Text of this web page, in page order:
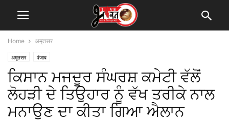
Home अमृतसर
अमृतसर पंजाब
ਕਿਸਾਨ ਮਜਦੂਰ ਸੰਘਰਸ਼ ਕਮੇਟੀ ਵੱਲੋਂ
ਲੋਹੜੀ ਦੇ ਤਿਉਹਾਰ ਨੂੰ ਵੱਖ ਤਰੀਕੇ ਨਾਲ
ਮਨਾਉਣ ਦਾ ਕੀਤਾ ਗਿਆ ਐਲਾਨ